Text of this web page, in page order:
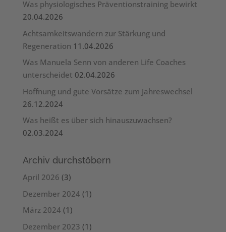
Was physiologisches Präventionstraining bewirkt
20.04.2026
Achtsamkeitswandern zur Stärkung und
Regeneration 11.04.2026
Was Manuela Senn von anderen Life Coaches
unterscheidet 02.04.2026
Hoffnung und gute Vorsätze zum Jahreswechsel
26.12.2024
Was heißt es über sich hinauszuwachsen?
02.03.2024
Archiv durchstöbern
April 2026 (3)
Dezember 2024 (1)
März 2024 (1)
Dezember 2023 (1)